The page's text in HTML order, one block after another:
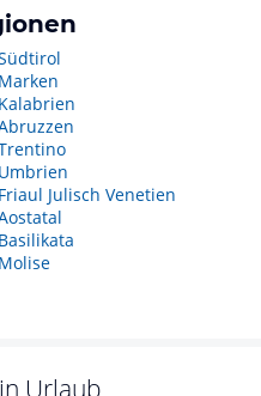
Marken
Kalabrien
Umbrien
Friaul Julisch Venetien
Basilikata
Molise
Urlaub